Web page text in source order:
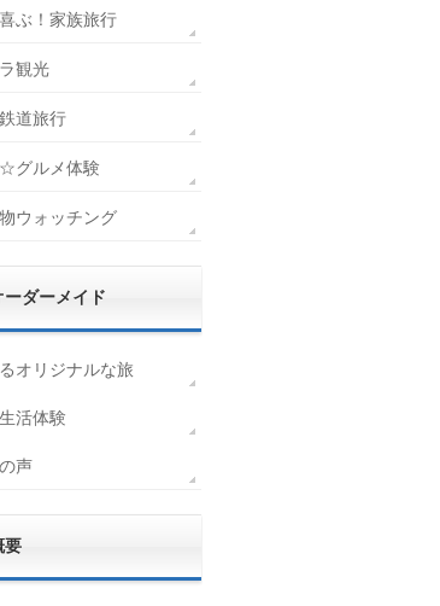
ぶ！家族旅行
観光
道旅行
グルメ体験
ウォッチング
ーダーメイド
オリジナルな旅
活体験
声
要